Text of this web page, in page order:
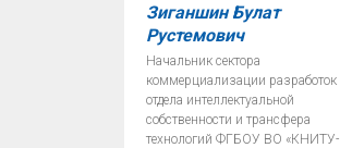
Зиганшин Булат
Рустемович
Начальник сектора
коммерциализации разработок
отдела интеллектуальной
собственности и трансфера
технологий ФГБОУ ВО «КНИТУ-